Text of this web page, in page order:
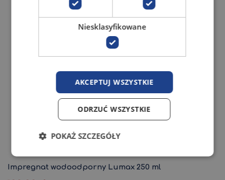
Impregnat wodoodporny Lumax 250 ml
Niesklasyfikowane
AKCEPTUJ WSZYSTKIE
ODRZUĆ WSZYSTKIE
POKAŻ SZCZEGÓŁY